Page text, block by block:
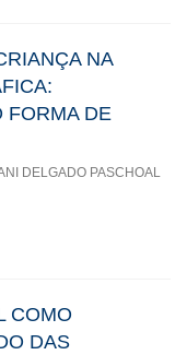
NA
FORMA DE
DELGADO PASCHOAL
COMO
DAS